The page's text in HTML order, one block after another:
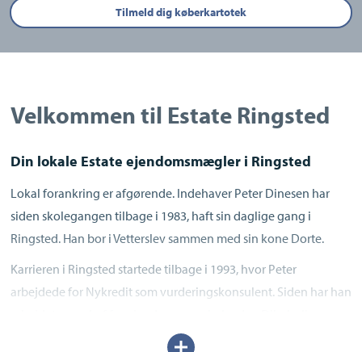
Tilmeld dig køberkartotek
Velkommen til Estate Ringsted
Din lokale Estate ejendomsmægler i Ringsted
Lokal forankring er afgørende. Indehaver Peter Dinesen har
siden skolegangen tilbage i 1983, haft sin daglige gang i
Ringsted. Han bor i Vetterslev sammen med sin kone Dorte.
Karrieren i Ringsted startede tilbage i 1993, hvor Peter
arbejdede for Nykredit som vurderingskonsulent. Siden har han
som centerdirektør for Nykredit Bank i Ringsted.
Udvid/skjul